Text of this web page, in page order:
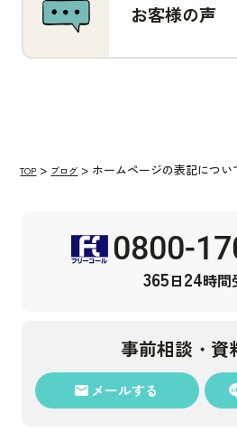
お客様の声
TOP ブログ ホームページの表記につい
0800-
365日24時間
事前相談・資
メールする